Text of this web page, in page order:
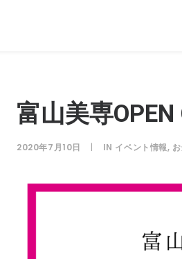
富山美専OPEN
2020年7月10日 | IN イベント情報,